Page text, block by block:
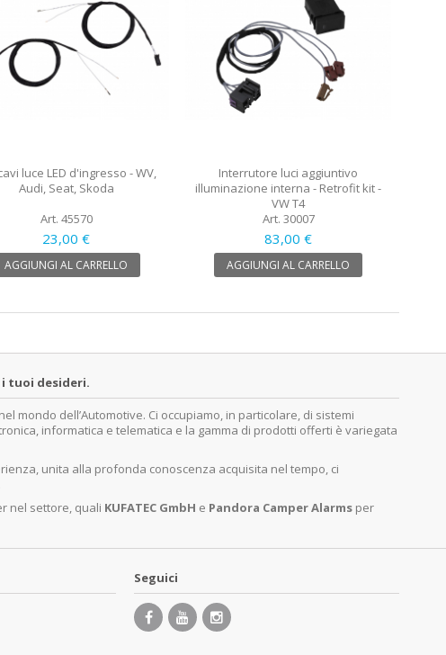
luce LED d'ingresso - WV,
Audi, Seat, Skoda
Art. 45570
23,00 €
AGGIUNGI AL CARRELLO
Interrutore luci aggiuntivo
illuminazione interna - Retrofit kit -
VW T4
Art. 30007
83,00 €
AGGIUNGI AL CARRELLO
tuoi desideri.
mondo dell’Automotive. Ci occupiamo, in particolare, di sistemi
informatica e telematica e la gamma di prodotti offerti è variegata
unita alla profonda conoscenza acquisita nel tempo, ci
nel settore, quali KUFATEC GmbH e Pandora Camper Alarms per
Seguici